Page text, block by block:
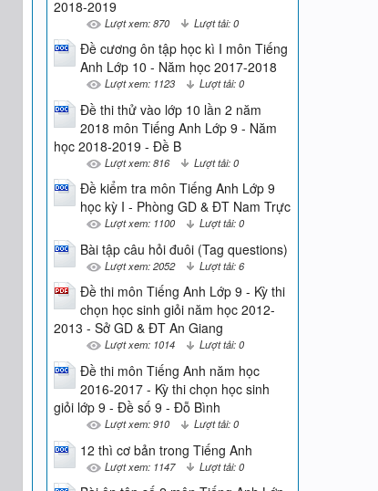
2018-2019
Lượt xem: 870 Lượt tải: 0
Đề cương ôn tập học kì I môn Tiếng
Anh Lớp 10 - Năm học 2017-2018
Lượt xem: 1123 Lượt tải: 0
Đề thi thử vào lớp 10 lần 2 năm
2018 môn Tiếng Anh Lớp 9 - Năm
học 2018-2019 - Đề B
Lượt xem: 816 Lượt tải: 0
Đề kiểm tra môn Tiếng Anh Lớp 9
học kỳ I - Phòng GD & ĐT Nam Trực
Lượt xem: 1100 Lượt tải: 0
Bài tập câu hỏi đuôi (Tag questions)
Lượt xem: 2052 Lượt tải: 6
Đề thi môn Tiếng Anh Lớp 9 - Kỳ thi
chọn học sinh giỏi năm học 2012-
2013 - Sở GD & ĐT An Giang
Lượt xem: 1014 Lượt tải: 0
Đề thi môn Tiếng Anh năm học
2016-2017 - Kỳ thi chọn học sinh
giỏi lớp 9 - Đề số 9 - Đỗ Bình
Lượt xem: 910 Lượt tải: 0
12 thì cơ bản trong Tiếng Anh
Lượt xem: 1147 Lượt tải: 0